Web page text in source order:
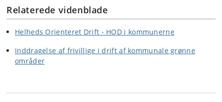
Relaterede videnblade
Helheds Orienteret Drift - HOD i kommunerne
Inddragelse af frivillige i drift af kommunale grønne
områder